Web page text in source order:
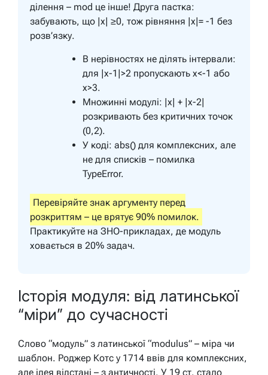
ділення – mod це інше! Друга пастка:
забувають, що |x| ≥0, тож рівняння |x|= -1 без
розв’язку.
В нерівностях не ділять інтервали:
для |x-1|>2 пропускають x<-1 або
x>3.
Множинні модулі: |x| + |x-2|
розкривають без критичних точок
(0,2).
У коді: abs() для комплексних, але
не для списків – помилка
TypeError.
Перевіряйте знак аргументу перед
розкриттям – це врятує 90% помилок.
Практикуйте на ЗНО-прикладах, де модуль
ховається в 20% задач.
Історія модуля: від латинської
“міри” до сучасності
Слово “модуль” з латинської “modulus” – міра чи
шаблон. Роджер Котс у 1714 ввів для комплексних,
але ідея відстані – з античності. У 19 ст. стало